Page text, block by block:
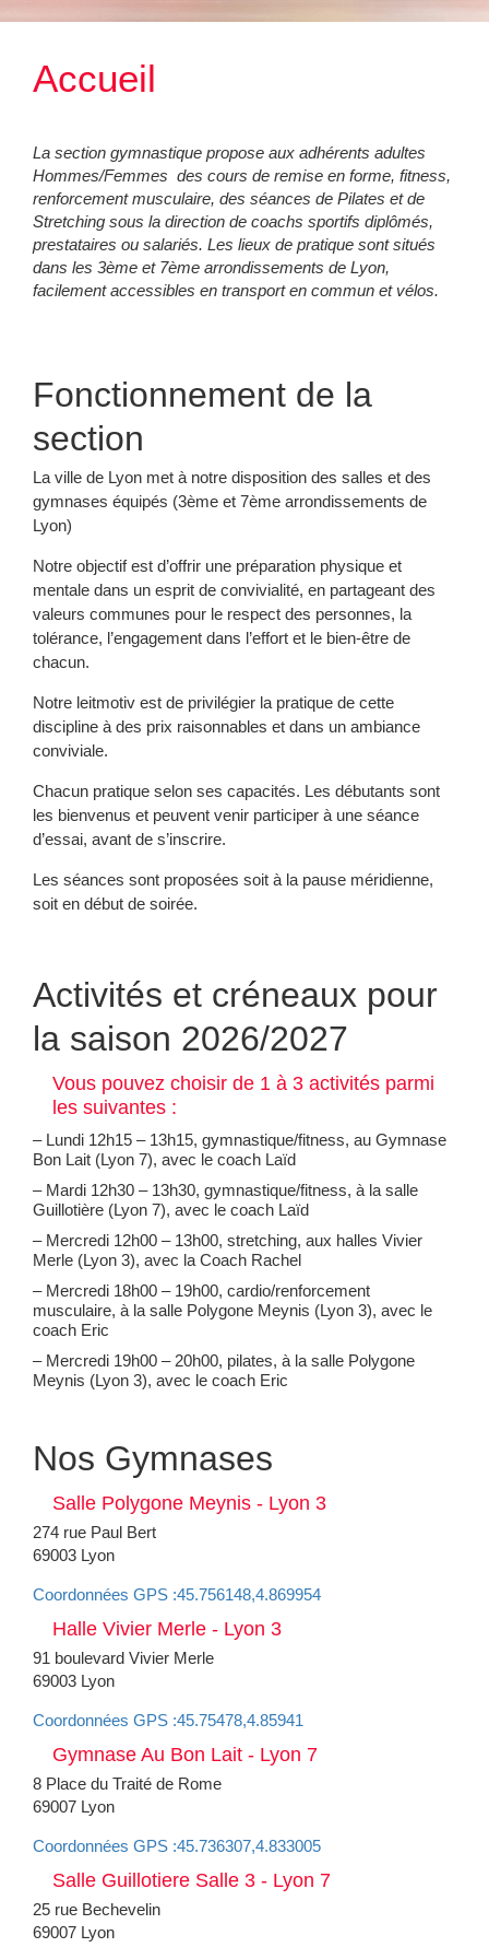
sections sportives
Accueil
La section gymnastique propose aux adhérents adultes
Hommes/Femmes des cours de remise en forme, fitness,
renforcement musculaire, des séances de Pilates et de
Stretching sous la direction de coachs sportifs diplômés,
prestataires ou salariés. Les lieux de pratique sont situés
dans les 3ème et 7ème arrondissements de Lyon,
facilement accessibles en transport en commun et vélos.
Fonctionnement de la
section
La ville de Lyon met à notre disposition des salles et des
gymnases équipés (3ème et 7ème arrondissements de
Lyon)
Notre objectif est d’offrir une préparation physique et
mentale dans un esprit de convivialité, en partageant des
valeurs communes pour le respect des personnes, la
tolérance, l’engagement dans l’effort et le bien-être de
chacun.
Notre leitmotiv est de privilégier la pratique de cette
discipline à des prix raisonnables et dans un ambiance
conviviale.
Chacun pratique selon ses capacités. Les débutants sont
les bienvenus et peuvent venir participer à une séance
d’essai, avant de s’inscrire.
Les séances sont proposées soit à la pause méridienne,
soit en début de soirée.
Activités et créneaux pour
la saison 2026/2027
Vous pouvez choisir de 1 à 3 activités parmi
les suivantes :
– Lundi 12h15 – 13h15, gymnastique/fitness, au Gymnase
Bon Lait (Lyon 7), avec le coach Laïd
– Mardi 12h30 – 13h30, gymnastique/fitness, à la salle
Guillotière (Lyon 7), avec le coach Laïd
– Mercredi 12h00 – 13h00, stretching, aux halles Vivier
Merle (Lyon 3), avec la Coach Rachel
– Mercredi 18h00 – 19h00, cardio/renforcement
musculaire, à la salle Polygone Meynis (Lyon 3), avec le
coach Eric
– Mercredi 19h00 – 20h00, pilates, à la salle Polygone
Meynis (Lyon 3), avec le coach Eric
Nos Gymnases
Salle Polygone Meynis - Lyon 3
274 rue Paul Bert
69003 Lyon
Coordonnées GPS :45.756148,4.869954
Halle Vivier Merle - Lyon 3
91 boulevard Vivier Merle
69003 Lyon
Coordonnées GPS :45.75478,4.85941
Gymnase Au Bon Lait - Lyon 7
8 Place du Traité de Rome
69007 Lyon
Coordonnées GPS :45.736307,4.833005
Salle Guillotiere Salle 3 - Lyon 7
25 rue Bechevelin
69007 Lyon